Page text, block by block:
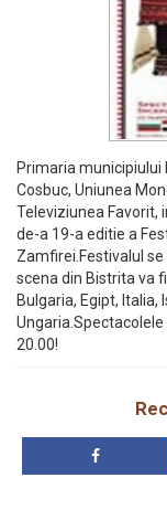
Primaria municipiului
Cosbuc, Uniunea
Televiziunea Favorit,
de-a 19-a editie a
Zamfirei.Festivalul
scena din Bistrita va
Bulgaria, Egipt, Italia,
20.00!